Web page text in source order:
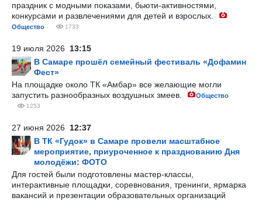
праздник с модными показами, бьюти-активностями,
конкурсами и развлечениями для детей и взрослых.
Общество 1733
19 июля 2026 13:15
В Самаре прошёл семейный фестиваль «Дофамин
Фест»
На площадке около ТК «Амбар» все желающие могли
запустить разнообразных воздушных змеев.
Общество
1253
27 июня 2026 12:37
В ТК «Гудок» в Самаре провели масштабное
мероприятие, приуроченное к празднованию Дня
молодёжи: ФОТО
Для гостей были подготовлены мастер-классы,
интерактивные площадки, соревнования, тренинги, ярмарка
вакансий и презентации образовательных организаций